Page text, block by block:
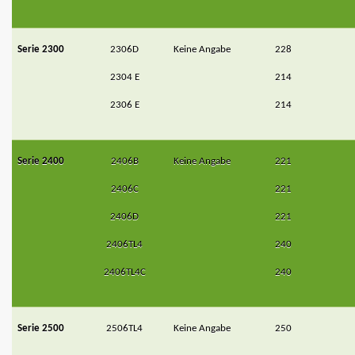
Serie 2300 2306D
2304 E
2306 E
Keine Angabe 228
214
214
Serie 2400 2406B
2406C
2406D
2406TL4
2406TL4C
Keine Angabe 221
221
221
240
240
Serie 2500 2506TL4 Keine Angabe 250